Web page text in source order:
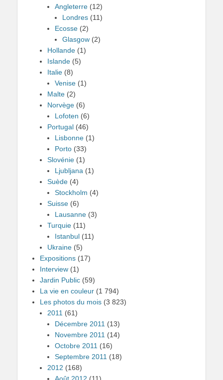
Angleterre (12)
Londres (11)
Ecosse (2)
Glasgow (2)
Hollande (1)
Islande (5)
Italie (8)
Venise (1)
Malte (2)
Norvège (6)
Lofoten (6)
Portugal (46)
Lisbonne (1)
Porto (33)
Slovénie (1)
Ljubljana (1)
Suède (4)
Stockholm (4)
Suisse (6)
Lausanne (3)
Turquie (11)
Istanbul (11)
Ukraine (5)
Expositions (17)
Interview (1)
Jardin Public (59)
La vie en couleur (1 794)
Les photos du mois (3 823)
2011 (61)
Décembre 2011 (13)
Novembre 2011 (14)
Octobre 2011 (16)
Septembre 2011 (18)
2012 (168)
Août 2012 (11)